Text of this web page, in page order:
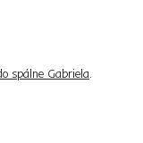
spálne Gabriela.